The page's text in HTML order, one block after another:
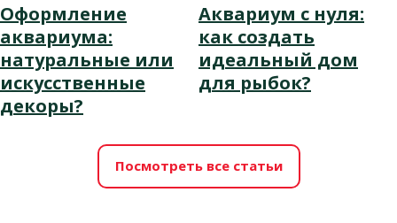
Оформление
аквариума:
натуральные или
искусственные
декоры?
Аквариум с нуля:
как создать
идеальный дом
для рыбок?
Посмотреть все статьи